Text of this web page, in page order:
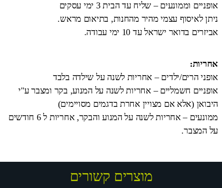
אופניים וממונעים – שליח עד הבית 3 ימי עסקים
ניתן לאיסוף עצמי מהיר מהחנות, בתיאום מראש.
אביזרים בדואר ישראל עד 10 ימי עבודה.
אחריות:
אופני הרים/ילדים – אחריות לשנה על שילדה בלבד
אופניים חשמליים – אחריות לשנה על המנוע, בקר ומצבר ע"י
היבואן (אלא אם מצויין אחרת בדגמים מסויימים)
ממונעים – אחריות לשנה על המנוע והבקר, אחריות ל 6 חודשים
על המצבר.
מוצרים קשורים